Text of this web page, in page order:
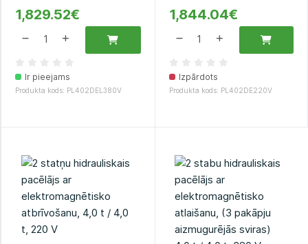
1,829.52€
Ir pieejams
Produkta kods: PL402DEL380V
1,844.04€
Izpārdots
Produkta kods: PL402DE220V